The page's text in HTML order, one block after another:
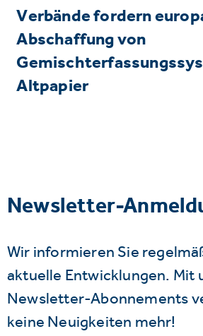
Verbände fordern
Abschaffung von
Altpapier
Newsletter-
Wir informieren Sie
aktuelle Entwicklungen. Mit
Newsletter-Abonnements
keine Neuigkeiten mehr!